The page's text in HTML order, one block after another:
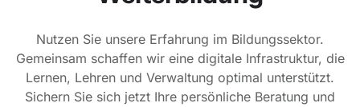
Nutzen Sie unsere Erfahrung im Bildungssektor.
Gemeinsam schaffen wir eine digitale Infrastruktur, die
Lernen, Lehren und Verwaltung optimal unterstützt.
Sichern Sie sich jetzt Ihre persönliche Beratung und